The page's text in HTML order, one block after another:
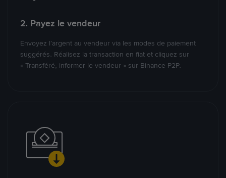
2. Payez le vendeur
Envoyez l’argent au vendeur via les modes de paiement
suggérés. Réalisez la transaction en fiat et cliquez sur
« Transféré, informer le vendeur » sur Binance P2P.